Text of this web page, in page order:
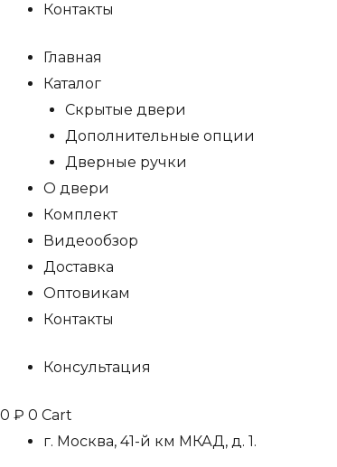
Контакты
Главная
Каталог
Скрытые двери
Дополнительные опции
Дверные ручки
О двери
Комплект
Видеообзор
Доставка
Оптовикам
Контакты
Консультация
0 ₽ 0 Cart
г. Москва, 41-й км МКАД, д. 1.